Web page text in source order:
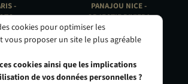
-
Calvaire
PANAJOU NICE -
OBJECTIF RIVIERA
24 Rue de l'Hôtel des Postes
06000 Nice
cookies pour optimiser les
vous proposer un site le plus agréable
cookies ainsi que les implications
de vos données personnelles ?